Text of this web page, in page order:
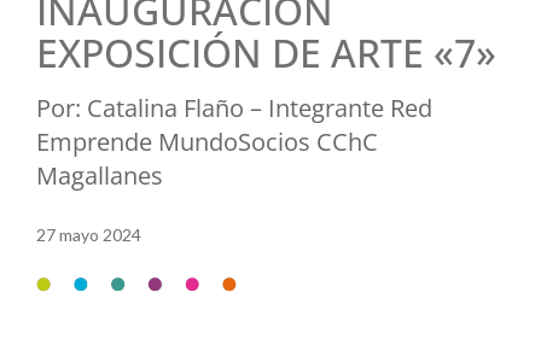
EXPOSICIÓN DE ARTE «7»
Por: Catalina Flaño – Integrante Red
Emprende MundoSocios CChC
Magallanes
27 mayo 2024